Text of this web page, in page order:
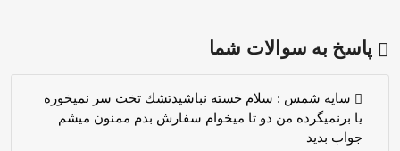
پاسخ به سوالات شما
سايه شمس : سلام خسته نباشيدتشك تخت سر نميخوره
يا برنميگرده من دو تا ميخوام سفارش بدم ممنون ميشم
جواب بديد